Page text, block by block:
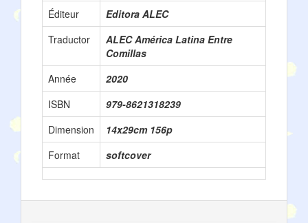
Éditeur
Editora ALEC
Traductor
ALEC América Latina Entre
Comillas
Année
2020
ISBN
979-8621318239
Dimension
14x29cm 156p
Format
softcover